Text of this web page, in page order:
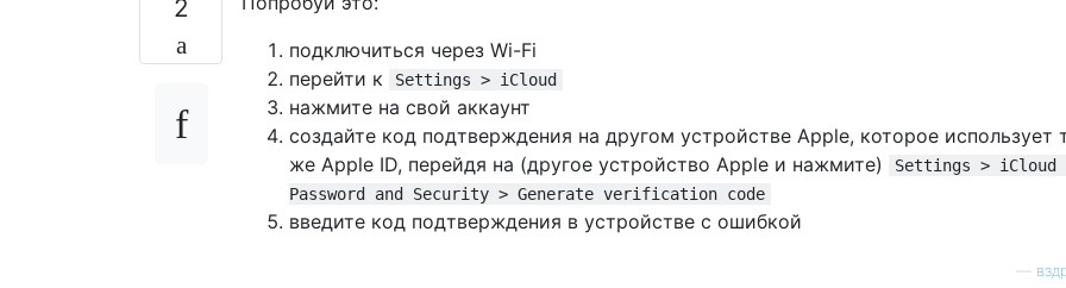
2
подключиться через Wi-Fi
перейти к
Settings > iCloud
нажмите на свой аккаунт
создайте код подтверждения на другом устройстве Apple, которое использует
же Apple ID, перейдя на (другое устройство Apple и нажмите)
Settings > iCloud
Password and Security > Generate verification code
введите код подтверждения в устройстве с ошибкой